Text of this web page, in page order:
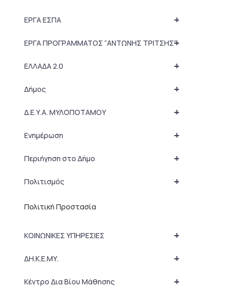
+
ΕΡΓΑ ΕΣΠΑ
+
ΕΡΓΑ ΠΡΟΓΡΑΜΜΑΤΟΣ “ΑΝΤΩΝΗΣ ΤΡΙΤΣΗΣ”
+
ΕΛΛΑΔΑ 2.0
+
Δήμος
+
Δ.Ε.Υ.Α. ΜΥΛΟΠΟΤΑΜΟΥ
+
Ενημέρωση
+
Περιήγηση στο Δήμο
+
Πολιτισμός
Πολιτική Προστασία
+
ΚΟΙΝΩΝΙΚΕΣ ΥΠΗΡΕΣΙΕΣ
+
ΔΗ.Κ.Ε.ΜΥ.
+
Κέντρο Δια Βίου Μάθησης